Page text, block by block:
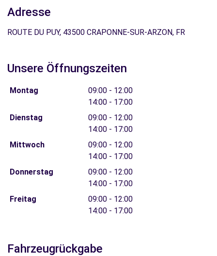
Adresse
ROUTE DU PUY, 43500 CRAPONNE-SUR-ARZON, FR
Unsere Öffnungszeiten
Montag
09:00 - 12:00
14:00 - 17:00
Dienstag
09:00 - 12:00
14:00 - 17:00
Mittwoch
09:00 - 12:00
14:00 - 17:00
Donnerstag
09:00 - 12:00
14:00 - 17:00
Freitag
09:00 - 12:00
14:00 - 17:00
Fahrzeugrückgabe